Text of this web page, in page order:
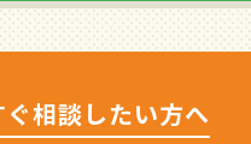
相談したい方へ